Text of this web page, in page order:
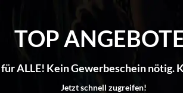
TOP
ALLE! Kein Gewerbeschein
Jetzt schnell zugreifen!